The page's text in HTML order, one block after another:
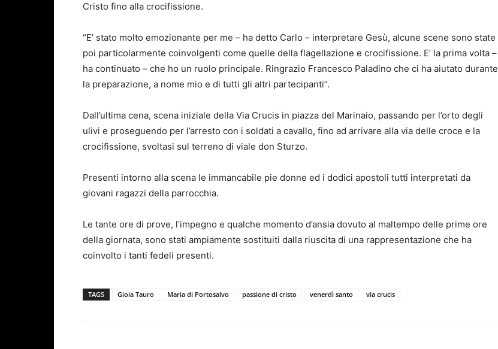
Cristo fino alla crocifissione.
“E’ stato molto emozionante per me – ha detto Carlo – interpretare Gesù, alcune scene sono state
poi particolarmente coinvolgenti come quelle della flagellazione e crocifissione. E’ la prima volta –
ha continuato – che ho un ruolo principale. Ringrazio Francesco Paladino che ci ha aiutato durante
la preparazione, a nome mio e di tutti gli altri partecipanti”.
Dall’ultima cena, scena iniziale della Via Crucis in piazza del Marinaio, passando per l’orto degli
ulivi e proseguendo per l’arresto con i soldati a cavallo, fino ad arrivare alla via delle croce e la
crocifissione, svoltasi sul terreno di viale don Sturzo.
Presenti intorno alla scena le immancabile pie donne ed i dodici apostoli tutti interpretati da
giovani ragazzi della parrocchia.
Le tante ore di prove, l’impegno e qualche momento d’ansia dovuto al maltempo delle prime ore
della giornata, sono stati ampiamente sostituiti dalla riuscita di una rappresentazione che ha
coinvolto i tanti fedeli presenti.
TAGS Gioia Tauro Maria di Portosalvo passione di cristo venerdì santo via crucis